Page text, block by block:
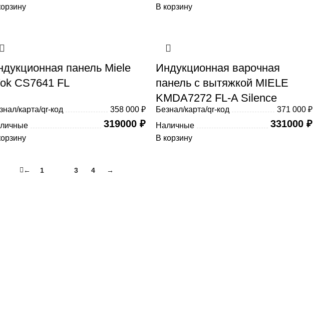
В корзину
панель Miele
CS7641 FL
карта/qr-код
358 000 ₽
319000₽
Индукционная варочная
панель с вытяжкой MIELE
KMDA7272 FL-A Silence
Безнал/карта/qr-код
371 000 ₽
Наличные
331000 ₽
В корзину
← 1 3 4 →